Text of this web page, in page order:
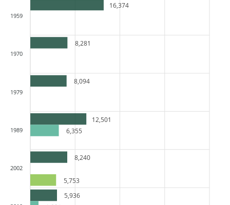
16,374
8,281
8,094
12,501
8,240
5,936
6,355
5,753
1959
1970
1979
1989
2002